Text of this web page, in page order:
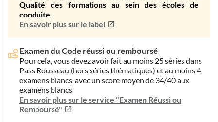
Qualité des formations au sein des écoles de
conduite.
En savoir plus sur le label
Examen du Code réussi ou remboursé
Pour cela, vous devez avoir fait au moins 25 séries dans
Pass Rousseau (hors séries thématiques) et au moins 4
examens blancs, avec un score moyen de 34/40 aux
examens blancs.
En savoir plus sur le service "Examen Réussi ou
Remboursé"